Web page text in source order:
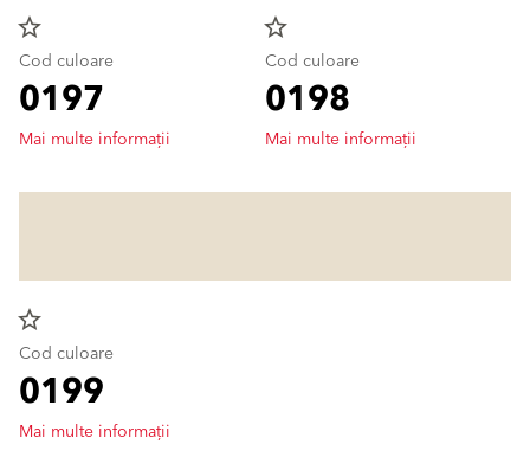
star_border
Cod culoare
0197
Mai multe informații
star_border
Cod culoare
0198
Mai multe informații
star_border
Cod culoare
0199
Mai multe informații